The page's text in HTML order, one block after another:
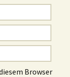
Browser